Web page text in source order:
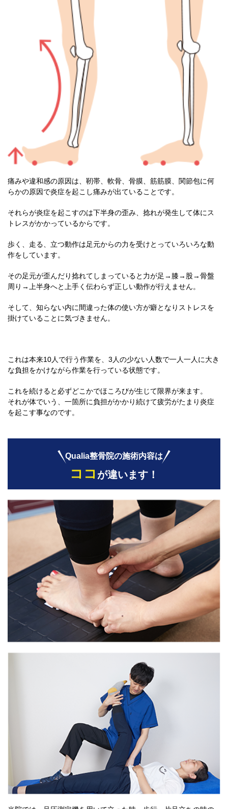
痛みや違和感の原因は、靭帯、軟骨、骨膜、筋筋膜、関節包に何
らかの原因で炎症を起こし痛みが出ていることです。
それらが炎症を起こすのは下半身の歪み、捻れが発生して体にス
トレスがかかっているからです。
歩く、走る、立つ動作は足元からの力を受けとっていろいろな動
作をしています。
その足元が歪んだり捻れてしまっていると力が足→膝→股→骨盤
周り→上半身へと上手く伝わらず正しい動作が行えません。
そして、知らない内に間違った体の使い方が癖となりストレスを
掛けていることに気づきません。
これは本来10人で行う作業を、3人の少ない人数で一人一人に大き
な負担をかけながら作業を行っている状態です。
これを続けると必ずどこかでほころびが生じて限界が来ます。
それが体でいう、一箇所に負担がかかり続けて疲労がたまり炎症
を起こす事なのです。
Qualia整骨院の施術内容は
ココ が違います！